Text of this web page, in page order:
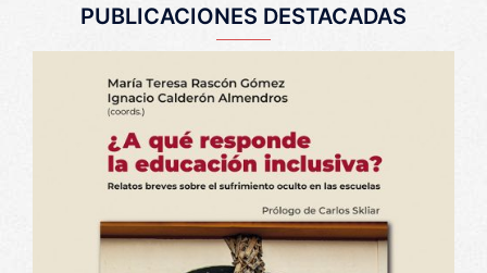
PUBLICACIONES DESTACADAS